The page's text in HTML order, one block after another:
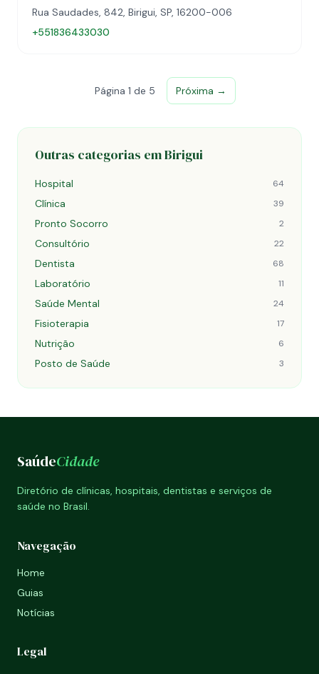
Rua Saudades, 842, Birigui, SP, 16200-006
+551836433030
Página 1 de 5 Próxima →
Outras categorias em Birigui
Hospital 64
Clínica 39
Pronto Socorro 2
Consultório 22
Dentista 68
Laboratório 11
Saúde Mental 24
Fisioterapia 17
Nutrição 6
Posto de Saúde 3
SaúdeCidade
Diretório de clínicas, hospitais, dentistas e serviços de
saúde no Brasil.
Navegação
Home
Guias
Notícias
Legal